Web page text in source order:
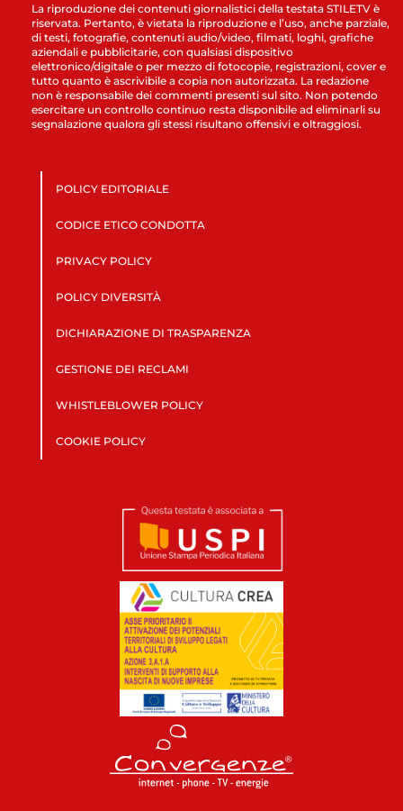
La riproduzione dei contenuti giornalistici della testata STILETV è
riservata. Pertanto, è vietata la riproduzione e l’uso, anche parziale,
di testi, fotografie, contenuti audio/video, filmati, loghi, grafiche
aziendali e pubblicitarie, con qualsiasi dispositivo
elettronico/digitale o per mezzo di fotocopie, registrazioni, cover e
tutto quanto è ascrivibile a copia non autorizzata. La redazione
non è responsabile dei commenti presenti sul sito. Non potendo
esercitare un controllo continuo resta disponibile ad eliminarli su
segnalazione qualora gli stessi risultano offensivi e oltraggiosi.
POLICY EDITORIALE
CODICE ETICO CONDOTTA
PRIVACY POLICY
POLICY DIVERSITÀ
DICHIARAZIONE DI TRASPARENZA
GESTIONE DEI RECLAMI
WHISTLEBLOWER POLICY
COOKIE POLICY